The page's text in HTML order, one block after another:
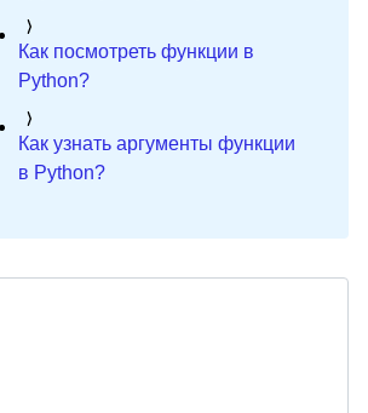
Как посмотреть функции в
Python?
Как узнать аргументы функции
в Python?